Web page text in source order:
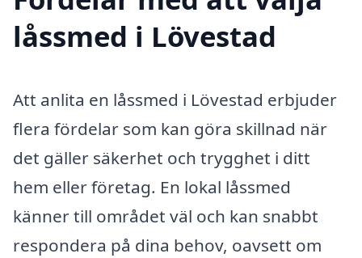
låssmed i Lövestad
Att anlita en låssmed i Lövestad erbjuder
flera fördelar som kan göra skillnad när
det gäller säkerhet och trygghet i ditt
hem eller företag. En lokal låssmed
känner till området väl och kan snabbt
respondera på dina behov, oavsett om